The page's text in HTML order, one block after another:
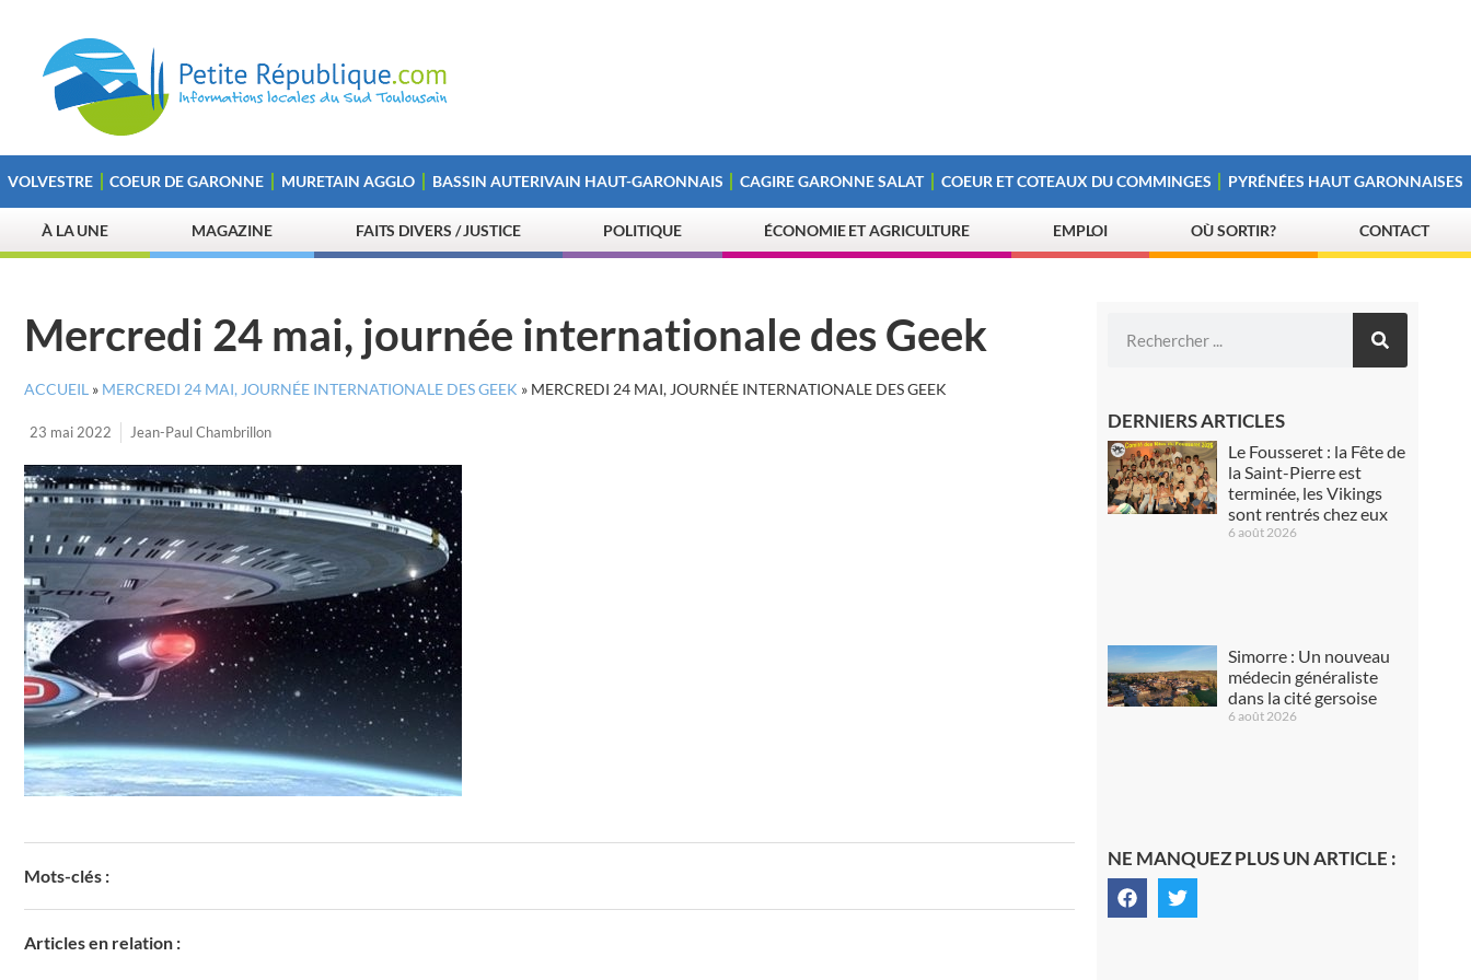
VOLVESTRE COEUR DE GARONNE MURETAIN AGGLO BASSIN AUTERIVAIN HAUT-GARONNAIS CAGIRE GARONNE SALAT COEUR ET COTEAUX DU COMMINGES PYRÉNÉES HAUT GARONNAISES
À LA UNE MAGAZINE FAITS DIVERS / JUSTICE POLITIQUE ÉCONOMIE ET AGRICULTURE EMPLOI OÙ SORTIR? CONTACT
Mercredi 24 mai, journée internationale des Geek
ACCUEIL » MERCREDI 24 MAI, JOURNÉE INTERNATIONALE DES GEEK » MERCREDI 24 MAI, JOURNÉE INTERNATIONALE DES GEEK
23 mai 2022 Jean-Paul Chambrillon
Mots-clés :
Articles en relation :
DERNIERS ARTICLES
Le Fousseret : la Fête de
la Saint-Pierre est
terminée, les Vikings
sont rentrés chez eux
6 août 2026
Simorre : Un nouveau
médecin généraliste
dans la cité gersoise
6 août 2026
NE MANQUEZ PLUS UN ARTICLE :